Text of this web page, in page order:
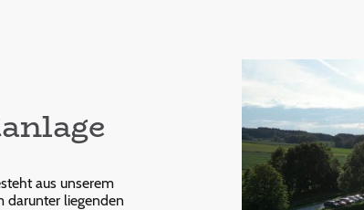
aus unserem
liegenden